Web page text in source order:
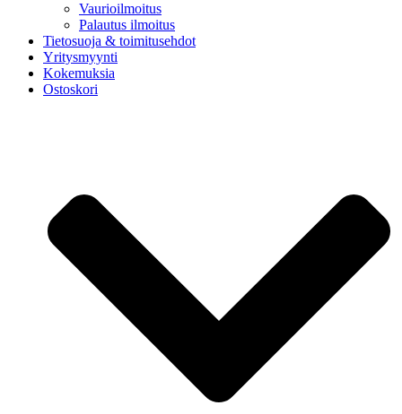
Vaurioilmoitus
Palautus ilmoitus
Tietosuoja & toimitusehdot
Yritysmyynti
Kokemuksia
Ostoskori